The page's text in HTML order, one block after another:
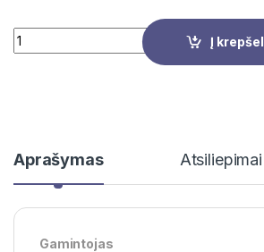
Quantity
Į
Aprašymas Atsiliepimai
Gamintojas